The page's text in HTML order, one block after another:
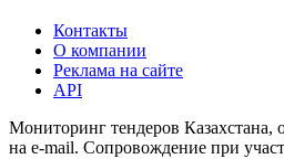
Контакты
О компании
Реклама на сайте
API
Мониторинг тендеров Казахстана,
на e-mail. Сопровождение при